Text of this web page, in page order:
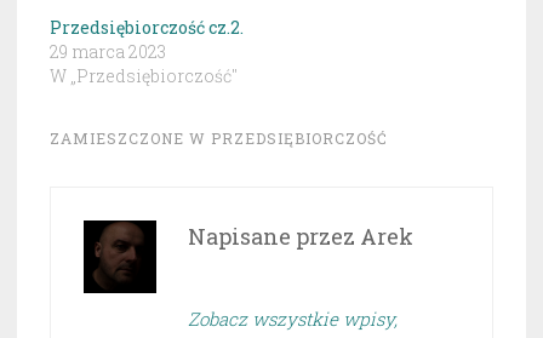
Przedsiębiorczość cz.2.
29 marca 2023
W „Przedsiębiorczość"
ZAMIESZCZONE W PRZEDSIĘBIORCZOŚĆ
Napisane przez Arek
Zobacz wszystkie wpisy,